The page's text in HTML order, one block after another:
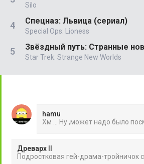
Silo
Спецназ: Львица (сериал)
Special Ops: Lioness
Звёздный путь: Странные
Star Trek: Strange New Worlds
hamu
Хм ... Ну ,может надо было
Древарх II
Подростковая гей-драма-тройничок